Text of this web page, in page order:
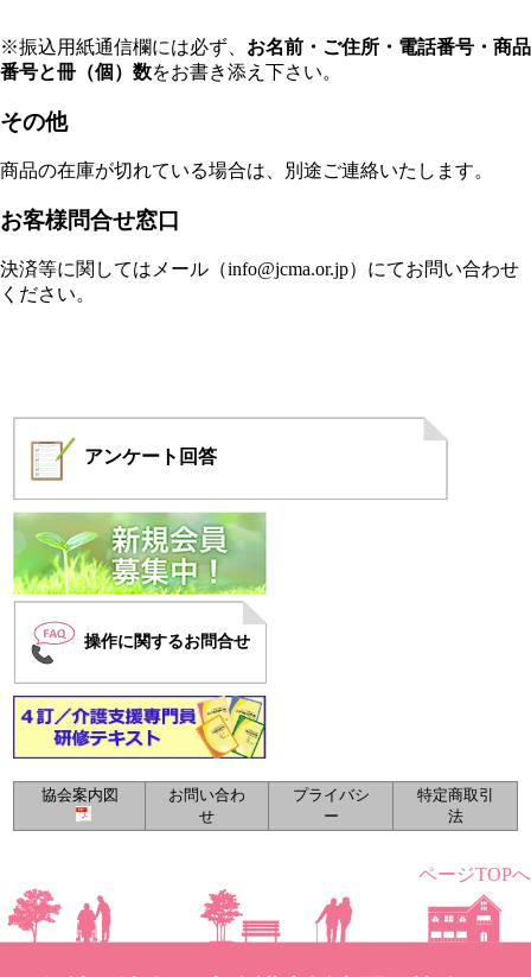
※振込用紙通信欄には必ず、 お名前・ご住所・電話番号・商品
番号と冊（個）数をお書き添え下さい。
その他
商品の在庫が切れている場合は、別途ご連絡いたします。
お客様問合せ窓口
決済等に関してはメール（info@jcma.or.jp）にてお問い合わせ
ください。
アンケート 回答
操作に関するお問合せ
ページTOPへ
協会案内図
お問い合わ
せ
プライバシ
ー
特定商取引
法